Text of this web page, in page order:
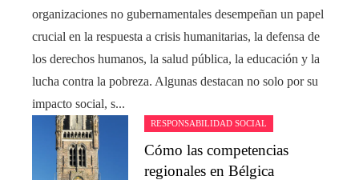
organizaciones no gubernamentales desempeñan un papel
crucial en la respuesta a crisis humanitarias, la defensa de
los derechos humanos, la salud pública, la educación y la
lucha contra la pobreza. Algunas destacan no solo por su
impacto social, s...
RESPONSABILIDAD SOCIAL
Cómo las competencias
regionales en Bélgica